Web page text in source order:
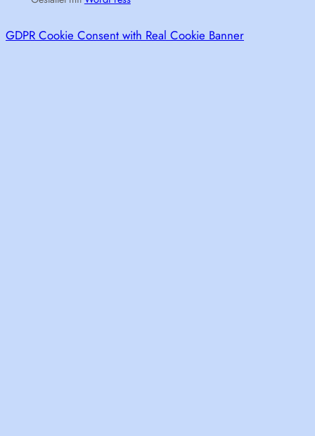
GDPR Cookie Consent with Real Cookie Banner